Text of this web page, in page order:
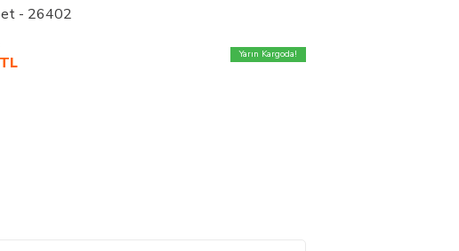
- 26402
TL Yarın Kargoda!